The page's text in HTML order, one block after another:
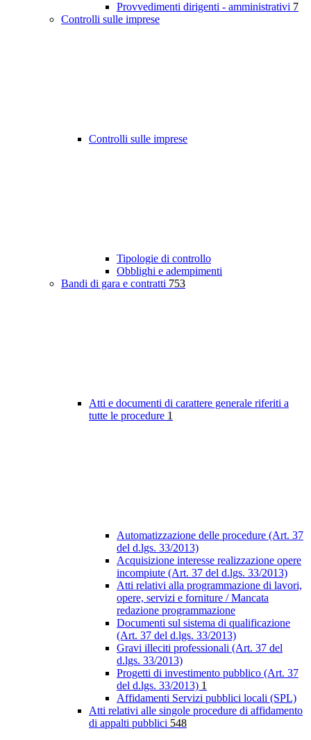
Provvedimenti dirigenti - amministrativi 7
Controlli sulle imprese
Controlli sulle imprese
Tipologie di controllo
Obblighi e adempimenti
Bandi di gara e contratti 753
Atti e documenti di carattere generale riferiti a
tutte le procedure 1
Automatizzazione delle procedure (Art. 37
del d.lgs. 33/2013)
Acquisizione interesse realizzazione opere
incompiute (Art. 37 del d.lgs. 33/2013)
Atti relativi alla programmazione di lavori,
opere, servizi e forniture / Mancata
redazione programmazione
Documenti sul sistema di qualificazione
(Art. 37 del d.lgs. 33/2013)
Gravi illeciti professionali (Art. 37 del
d.lgs. 33/2013)
Progetti di investimento pubblico (Art. 37
del d.lgs. 33/2013) 1
Affidamenti Servizi pubblici locali (SPL)
Atti relativi alle singole procedure di affidamento
di appalti pubblici 548